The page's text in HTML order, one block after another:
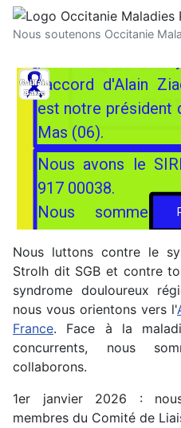
Nous soutenons Occitanie
Qui
Vence.
transférée à
l'accord d'Alain
est notre président
Mas (06).
Nous avons le
917 00038.
Nous sommes
date du 2 février
délivrer des reçus
à l'application de
Notre association
elle est à but non
bouton ci-dessous.
Nous luttons contre le
Strolh dit SGB et contre
syndrome douloureux
nous vous orientons vers l'
France. Face à la
concurrents, nous
collaborons.
1er janvier 2026 :
membres du Comité de